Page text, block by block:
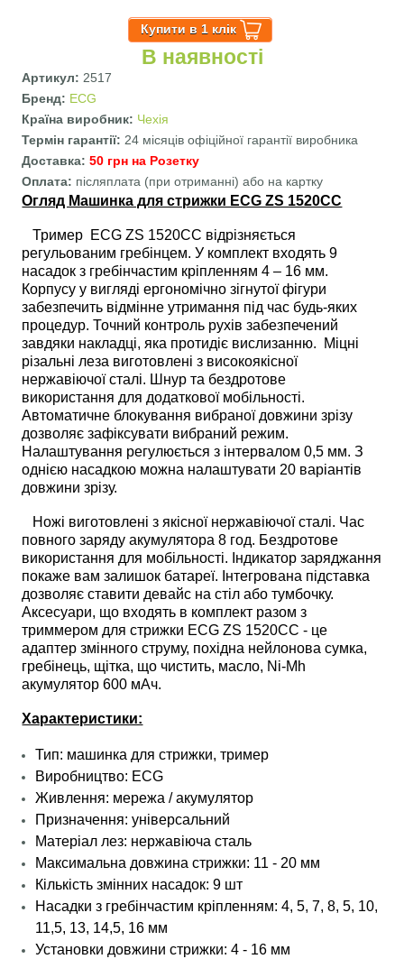
В наявності
Артикул:2517
Бренд: ECG
Країна виробник: Чехія
Термін гарантії:24 місяців офіційної гарантії виробника
Доставка:50 грн на Розетку
Оплата: післяплата (при отриманні) або на картку
Огляд Машинка для стрижки ECG ZS 1520CC
Тример ECG ZS 1520CC відрізняється
регульованим гребінцем. У комплект входять 9
насадок з гребінчастим кріпленням 4 – 16 мм.
Корпусу у вигляді ергономічно зігнутої фігури
забезпечить відмінне утримання під час будь-яких
процедур. Точний контроль рухів забезпечений
завдяки накладці, яка протидіє вислизанню.
Міцні
різальні леза виготовлені з високоякісної
нержавіючої сталі. Шнур та бездротове
використання для додаткової мобільності.
Автоматичне блокування вибраної довжини зрізу
дозволяє зафіксувати вибраний режим.
Налаштування регулюється з інтервалом 0,5 мм. З
однією насадкою можна налаштувати 20 варіантів
довжини зрізу.
Ножі виготовлені з якісної нержавіючої сталі. Час
повного заряду акумулятора 8 год. Бездротове
використання для мобільності. Індикатор заряджання
покаже вам залишок батареї. Інтегрована підставка
дозволяє ставити девайс на стіл або тумбочку.
Аксесуари, що входять в комплект разом з
триммером для стрижки ECG ZS 1520CC - це
адаптер змінного струму, похідна нейлонова сумка,
гребінець, щітка, що чистить, масло, Ni-Mh
акумулятор 600 мАч.
Характеристики:
Тип: машинка для стрижки, тример
Виробництво: ECG
Живлення: мережа / акумулятор
Призначення: універсальний
Матеріал лез: нержавіюча сталь
Максимальна довжина стрижки: 11 - 20 мм
Кількість змінних насадок: 9 шт
Насадки з гребінчастим кріпленням: 4, 5, 7, 8, 5, 10,
11,5, 13, 14,5, 16 мм
Установки довжини стрижки: 4 - 16 мм